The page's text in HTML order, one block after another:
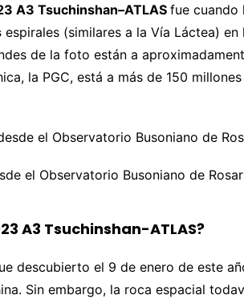
A3 Tsuchinshan–ATLAS fue cuando
espirales (similares a la Vía Láctea) en
de la foto están a
la PGC, está a más de 150
el Observatorio Busoniano de
A3 Tsuchinshan-ATLAS?
descubierto el 9 de enero de este
Sin embargo, la roca espacial